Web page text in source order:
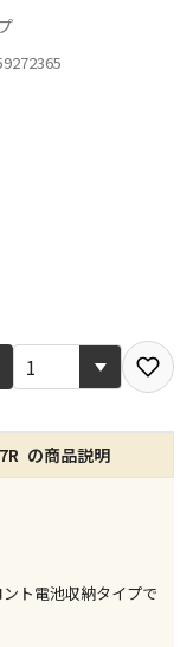
での受取となりま
です（宅配便での
での受取となりま
の商品説明
ト電池収納タイプで